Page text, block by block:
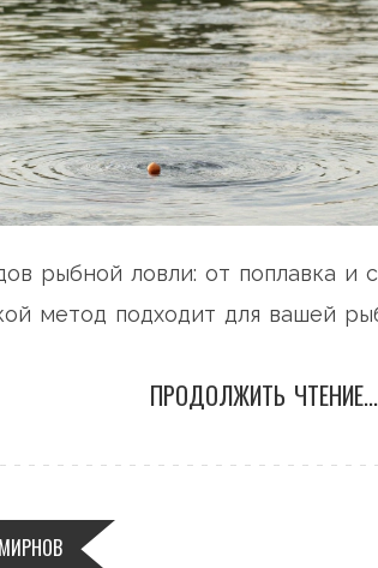
рыбной ловли: от поплавка и
метод подходит для вашей
ПРОДОЛЖИТЬ ЧТЕНИЕ...